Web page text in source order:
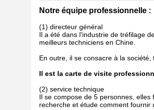
Notre équipe professionnelle :
(1) directeur général
Il a été dans l'industrie de tréfilage
meilleurs techniciens en Chine.
En outre, il se consacre à la
Il est la carte de visite
(2) service technique
Il se compose de 5 personnes,
recherche et étude comment fournir